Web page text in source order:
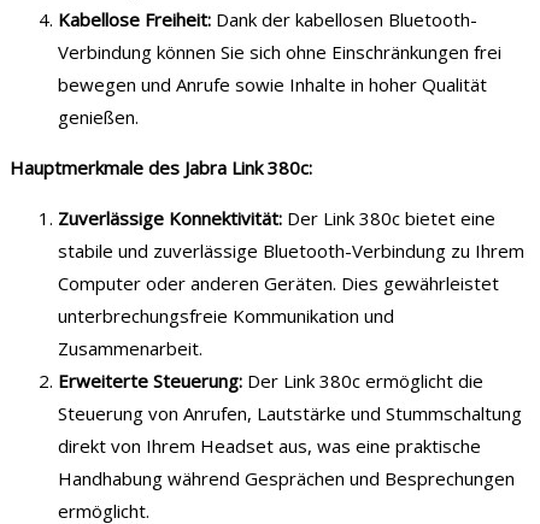
Kabellose Freiheit: Dank der kabellosen Bluetooth-
Verbindung können Sie sich ohne Einschränkungen frei
bewegen und Anrufe sowie Inhalte in hoher Qualität
genießen.
Hauptmerkmale des Jabra Link 380c:
Zuverlässige Konnektivität: Der Link 380c bietet eine
stabile und zuverlässige Bluetooth-Verbindung zu Ihrem
Computer oder anderen Geräten. Dies gewährleistet
unterbrechungsfreie Kommunikation und
Zusammenarbeit.
Erweiterte Steuerung: Der Link 380c ermöglicht die
Steuerung von Anrufen, Lautstärke und Stummschaltung
direkt von Ihrem Headset aus, was eine praktische
Handhabung während Gesprächen und Besprechungen
ermöglicht.